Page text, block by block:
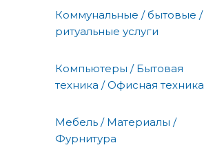
Коммунальные / бытовые /
ритуальные услуги
Компьютеры / Бытовая
техника / Офисная техника
Мебель / Материалы /
Фурнитура